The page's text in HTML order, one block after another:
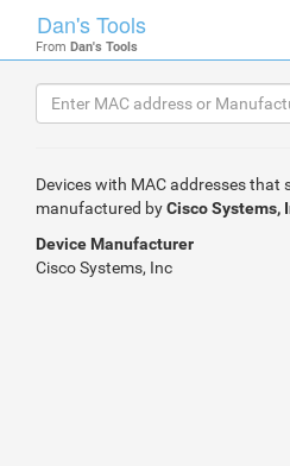
Dan's Tools
From Dan's Tools
Devices with MAC addresses that
manufactured byCisco Systems,
Device Manufacturer
Cisco Systems, Inc